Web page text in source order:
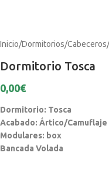
Inicio Dormitorios Cabeceros
Dormitorio Tosca
0,00€
Dormitorio: Tosca
Acabado: Ártico/Camuflaje
Modulares: box
Bancada Volada